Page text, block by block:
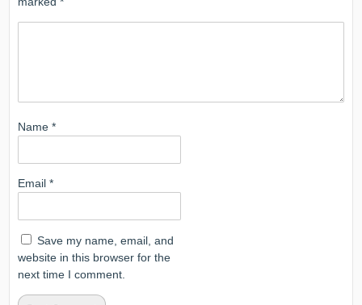
Name*
Email*
Save my name, email, and
website in this browser for the
next time I comment.